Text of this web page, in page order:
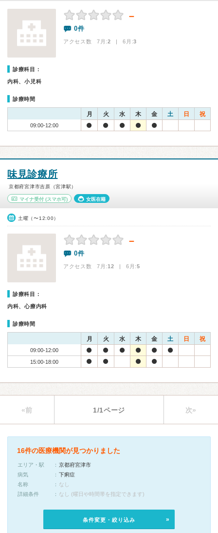
－
0件
アクセス数 7月:2 | 6月:3
診療科目：
内科、小児科
診療時間
月 火 水 木 金 土 日 祝
09:00-12:00
味見診療所
京都府宮津市吉原（宮津駅）
マイナ受付 (スマホ可) 女医在籍
土曜（〜12:00）
－
0件
アクセス数 7月:12 | 6月:5
診療科目：
内科、心療内科
診療時間
月 火 水 木 金 土 日 祝
09:00-12:00
15:00-18:00
«前 1/1ページ 次»
16件の医療機関が見つかりました
エリア・駅
京都府宮津市
病気
下痢症
名称
なし
詳細条件
なし (曜日や時間帯を指定できます)
条件変更・絞り込み